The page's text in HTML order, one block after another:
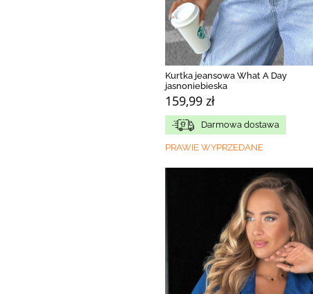
Kurtka jeansowa What A Day
jasnoniebieska
159,99 zł
Darmowa dostawa
PRAWIE WYPRZEDANE